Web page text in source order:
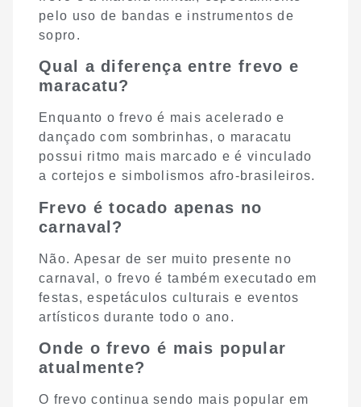
pelo uso de bandas e instrumentos de
sopro.
Qual a diferença entre frevo e
maracatu?
Enquanto o frevo é mais acelerado e
dançado com sombrinhas, o maracatu
possui ritmo mais marcado e é vinculado
a cortejos e simbolismos afro-brasileiros.
Frevo é tocado apenas no
carnaval?
Não. Apesar de ser muito presente no
carnaval, o frevo é também executado em
festas, espetáculos culturais e eventos
artísticos durante todo o ano.
Onde o frevo é mais popular
atualmente?
O frevo continua sendo mais popular em